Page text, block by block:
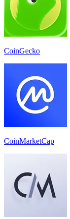
CoinGecko
CoinMarketCap